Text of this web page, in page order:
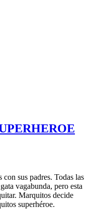
sus padres. Todas las
vagabunda, pero esta
Marquitos decide
superhéroe.